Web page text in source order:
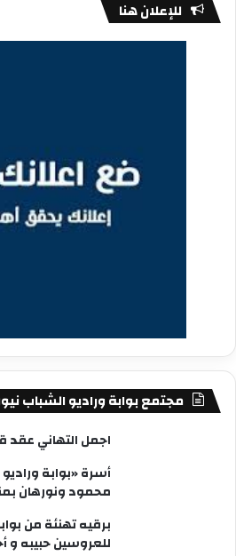
للإعلان هنا
مجتمع بوابة وراديو الشباب
اجمل التهاني عقد
أسرة «بوابة
محمود ونورهان
برقيه تهنئة من
للعروسين حبيبه و